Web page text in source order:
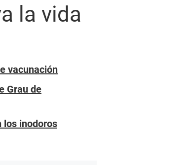
la vida
vacunación
Grau de
los inodoros